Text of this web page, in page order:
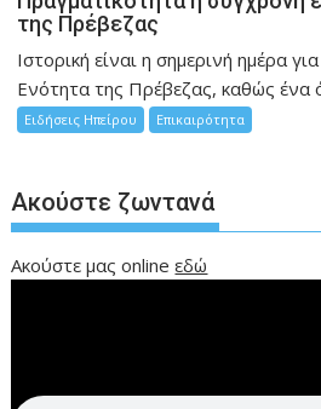
της Πρέβεζας
Ιστορική είναι η σημερινή ημέρα
Ενότητα της Πρέβεζας, καθώς ένα
Ειδήσεις Ηπείρου Επικαιρότητα
Ακούστε ζωντανά
Ακούστε μας onlineεδώ